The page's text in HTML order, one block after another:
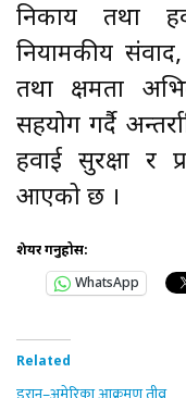
निकाय तथा
नियामकीय
तथा क्षमता
सहयोग गर्दै
हवाई सुरक्षा र
आएको छ ।
शेयर गर्नुहोस:
WhatsApp
Related